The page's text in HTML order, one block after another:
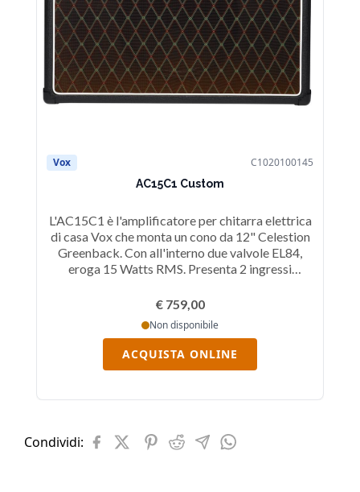
Vox C1020100145
AC15C1 Custom
L'AC15C1 è l'amplificatore per chitarra elettrica
di casa Vox che monta un cono da 12" Celestion
Greenback. Con all'interno due valvole EL84,
eroga 15 Watts RMS. Presenta 2 ingressi
Volume, Master Tone Cut, Normal Volume, Top
Boost Volume, Top Boost Bass, Top Boost
Treble, Reverb Level, Tremolo Speed e Tremolo
Depth. Ideale per il chitarrista amante del
celebre suono acido in pieno stile British.
€ 759,00
Non disponibile
ACQUISTA ONLINE
Condividi: